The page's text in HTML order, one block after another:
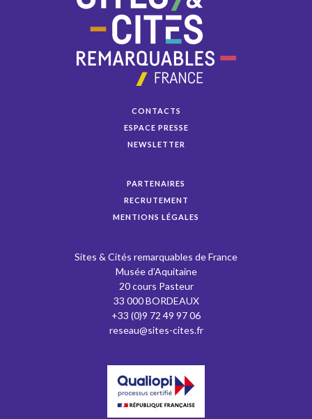
CONTACTS
ESPACE PRESSE
NEWSLETTER
PARTENAIRES
RECRUTEMENT
MENTIONS LÉGALES
Sites & Cités remarquables de France
Musée d’Aquitaine
20 cours Pasteur
33 000 BORDEAUX
+33 (0)9 72 49 97 06
reseau@sites-cites.fr